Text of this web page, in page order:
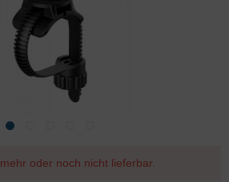
oder noch nicht lieferbar.